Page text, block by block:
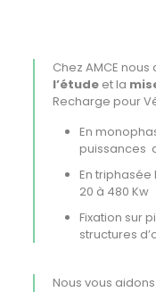
Chez AMCE
l’étudeet la
Recharge pour
En
puissances
En triphasée
20 à 480 Kw
Fixation sur
structures
Nous vous aidons